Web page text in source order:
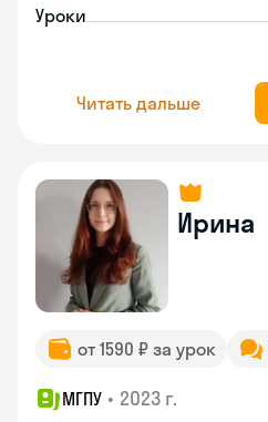
Уроки
Читать дальше
Ирина
от 1590 ₽ за урок
МГПУ • 2023 г.